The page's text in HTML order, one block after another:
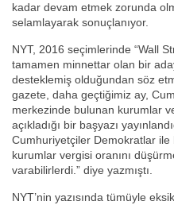
kadar devam etmek zorunda
selamlayarak sonuçlanıyor.
NYT, 2016 seçimlerinde “Wall
tamamen minnettar olan bir
desteklemiş olduğundan söz
gazete, daha geçtiğimiz ay,
merkezinde bulunan kurumlar
açıkladığı bir başyazı
Cumhuriyetçiler Demokratlar ile
kurumlar vergisi oranını
varabilirlerdi.” diye yazmıştı.
NYT’nin yazısında tümüyle